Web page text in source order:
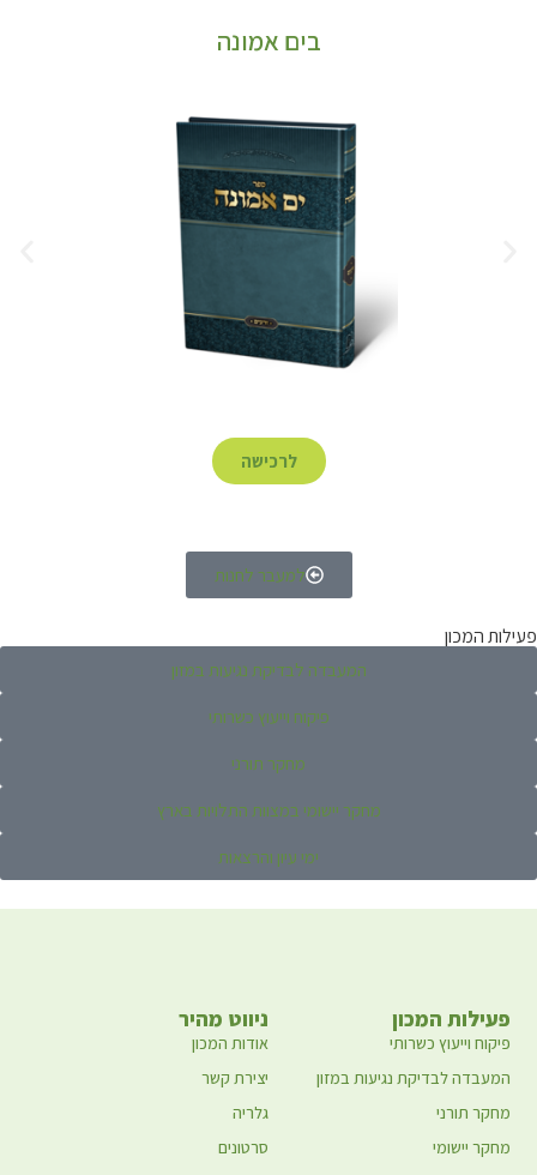
בים אמונה
לרכישה
למעבר לחנות
פעילות המכון
המעבדה לבדיקת נגיעות במזון
פיקוח וייעוץ כשרותי
מחקר תורני
מחקר יישומי במצוות התלויות בארץ
ימי עיון והרצאות
ניווט מהיר
אודות המכון
יצירת קשר
גלריה
סרטונים
פעילות המכון
פיקוח וייעוץ כשרותי
המעבדה לבדיקת נגיעות במזון
מחקר תורני
מחקר יישומי